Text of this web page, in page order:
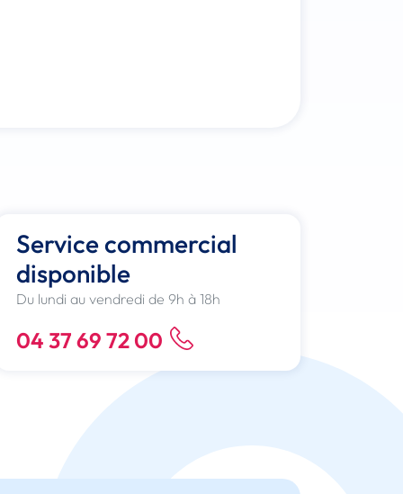
Service commercial
disponible
Du lundi au vendredi de 9h à 18h
04 37 69 72 00